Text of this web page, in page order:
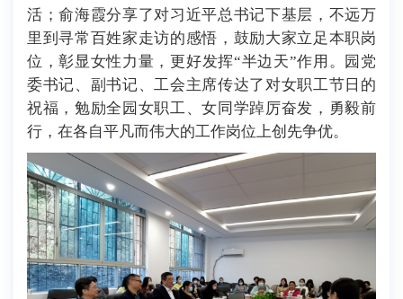
活；俞海霞分享了对习近平总书记下基层，不远万
里到寻常百姓家走访的感悟，鼓励大家立足本职岗
位，彰显女性力量，更好发挥“半边天”作用。园党
委书记、副书记、工会主席传达了对女职工节日的
祝福，勉励全园女职工、女同学踔厉奋发，勇毅前
行，在各自平凡而伟大的工作岗位上创先争优。